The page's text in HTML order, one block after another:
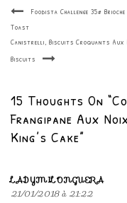
Foodista Challenge 35#
Toast
Canistrelli, Biscuits Croquants Aux
Biscuits
15 Thoughts On
Frangipane Aux
King’s Cake”
LADYMILONGUERA
21/01/2018 à 21:22